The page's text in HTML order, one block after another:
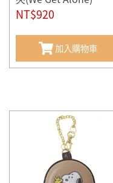
NT$920
加入購物車